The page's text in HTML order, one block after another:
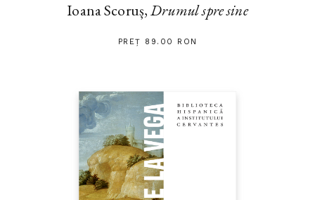
Ioana Scoruș,Drumul spre sine
PREȚ 89.00 RON